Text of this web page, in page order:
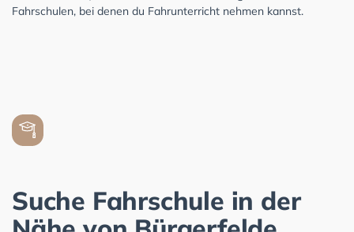
Fahrschulen, bei denen du Fahrunterricht nehmen kannst.
Suche Fahrschule in der